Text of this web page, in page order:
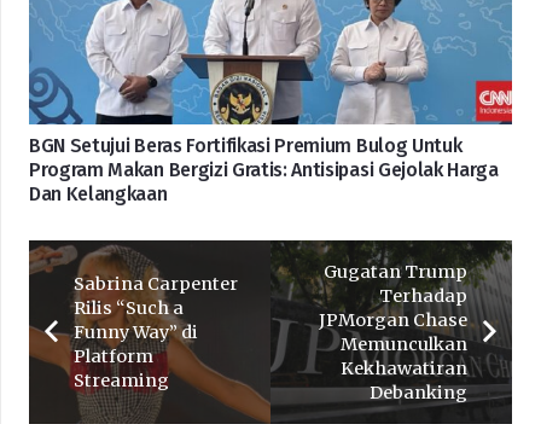
BGN Setujui Beras Fortifikasi Premium Bulog Untuk
Program Makan Bergizi Gratis: Antisipasi Gejolak Harga
Dan Kelangkaan
Sabrina Carpenter
Rilis “Such a
Funny Way” di
Platform
Streaming
Gugatan Trump
Terhadap
JPMorgan Chase
Memunculkan
Kekhawatiran
Debanking